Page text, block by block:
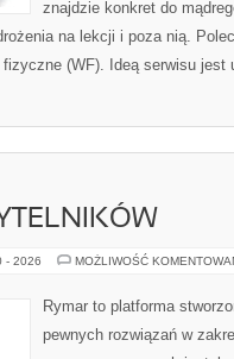
znajdzie konkret do
na lekcji i poza nią.
(WF). Ideą serwisu jest
- 2026 MOŻLIWOŚĆ
Rymar to platforma
pewnych rozwiązań w